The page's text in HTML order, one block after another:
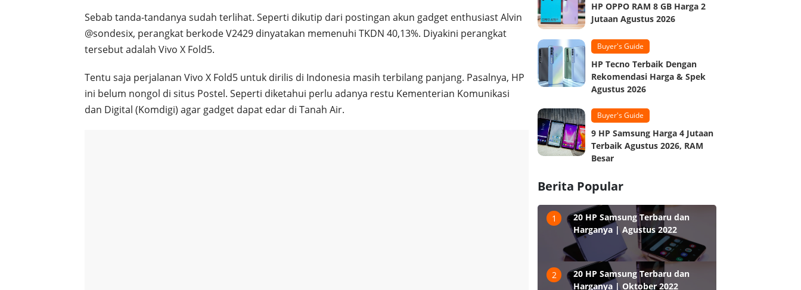
Sebab tanda-tandanya sudah terlihat. Seperti dikutip dari postingan akun gadget enthusiast Alvin
@sondesix, perangkat berkode V2429 dinyatakan memenuhi TKDN 40,13%. Diyakini perangkat
tersebut adalah Vivo X Fold5.
Tentu saja perjalanan Vivo X Fold5 untuk dirilis di Indonesia masih terbilang panjang. Pasalnya, HP
ini belum nongol di situs Postel. Seperti diketahui perlu adanya restu Kementerian Komunikasi
dan Digital (Komdigi) agar gadget dapat edar di Tanah Air.
HP OPPO RAM 8 GB Harga 2
Jutaan Agustus 2026
Buyer's Guide
HP Tecno Terbaik Dengan
Rekomendasi Harga & Spek
Agustus 2026
Buyer's Guide
9 HP Samsung Harga 4 Jutaan
Terbaik Agustus 2026, RAM
Besar
Berita Popular
1
20 HP Samsung Terbaru dan
Harganya | Agustus 2022
2
20 HP Samsung Terbaru dan
Harganya | Oktober 2022